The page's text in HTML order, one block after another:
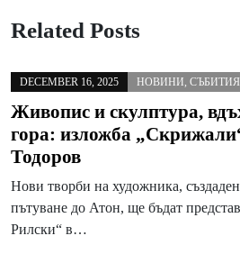
Related Posts
DECEMBER 16, 2025 НОВИНИ СЪБИТИЯ
Живопис и скулптура,
гора: изложба
Тодоров
Нови творби на художника,
пътуване до Атон, ще бъдат
Рилски“ в…